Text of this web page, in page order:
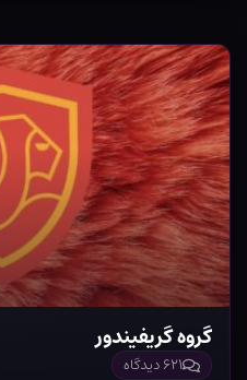
گروه گریفیندور
۶۲۱ دیدگاه